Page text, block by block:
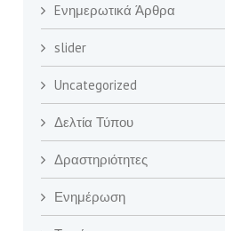
Eνημερωτικά Άρθρα
slider
Uncategorized
Δελτία Τύπου
Δραστηριότητες
Ενημέρωση